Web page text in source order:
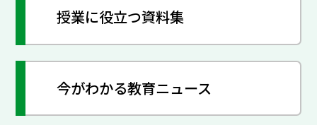
授業に役立つ資料集
今がわかる教育ニュース